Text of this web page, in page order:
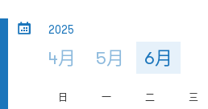
2025
4月 5月 6月
日 一 二 三